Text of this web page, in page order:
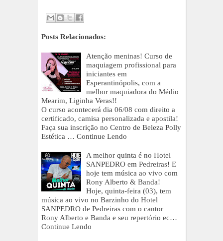
Posts Relacionados:
Atenção meninas! Curso de
maquiagem profissional para
iniciantes em
Esperantinópolis, com a
melhor maquiadora do Médio
Mearim, Liginha Veras!!
O curso acontecerá dia 06/08 com direito a
certificado, camisa personalizada e apostila!
Faça sua inscrição no Centro de Beleza Polly
Estética … Continue Lendo
A melhor quinta é no Hotel
SANPEDRO em Pedreiras! E
hoje tem música ao vivo com
Rony Alberto & Banda!
Hoje, quinta-feira (03), tem
música ao vivo no Barzinho do Hotel
SANPEDRO de Pedreiras com o cantor
Rony Alberto e Banda e seu repertório ec…
Continue Lendo